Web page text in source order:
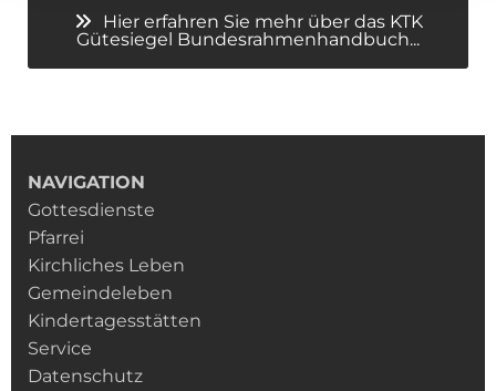
Hier erfahren Sie mehr über das KTK
Gütesiegel Bundesrahmenhandbuch...
NAVIGATION
Gottesdienste
Pfarrei
Kirchliches Leben
Gemeindeleben
Kindertagesstätten
Service
Datenschutz